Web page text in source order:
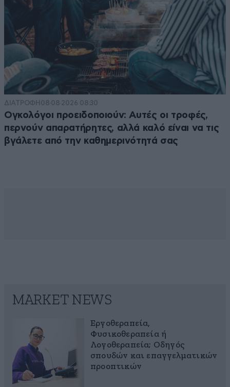
ΔΙΑΤΡΟΦΗ 08·08·2026 08:30
Ογκολόγοι προειδοποιούν: Αυτές οι τροφές,
περνούν απαρατήρητες, αλλά καλό είναι να τις
βγάλετε από την καθημερινότητά σας
MARKET NEWS
Εργοθεραπεία,
Φυσικοθεραπεία ή
Λογοθεραπεία; Οδηγός
σπουδών και επαγγελματικών
προοπτικών